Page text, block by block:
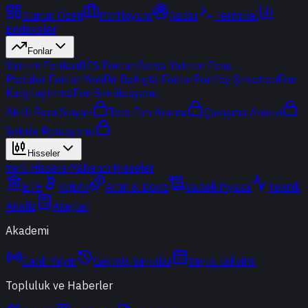
Günün Özeti Portföyüm Radar
Terminal
Endeksler
Fonlar
Yatırım FonlarıBES FonlarıBorsa Yatırım Fonu
Popüler Fonlar YeniBir Bakışta FonlarPortföy ŞirketleriFon
KarşılaştırmaFon Simülasyonu
Akıllı Para Sinyali
Ters Fon Arama
Çakışma Analizi
Sektör Rotasyonu
Hisseler
Yerli HisselerYabancı Hisseler
ETF
Kripto Altın & Döviz Vadeli Piyasa
Teknik
Analiz
Araçlar
Akademi
Canlı Yayın Geçmiş Yayınlar
Yayın Takvimi
Topluluk ve Haberler